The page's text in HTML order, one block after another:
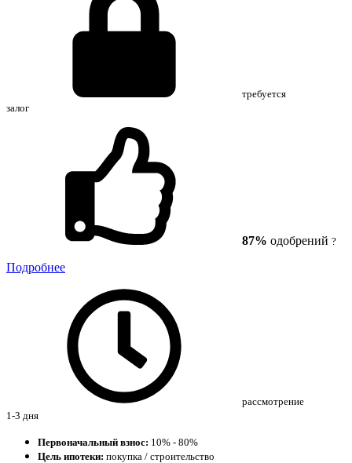
требуется
залог
87% одобрений ?
Подробнее
рассмотрение
1-3 дня
Первоначальный взнос: 10% - 80%
Цель ипотеки: покупка / строительство